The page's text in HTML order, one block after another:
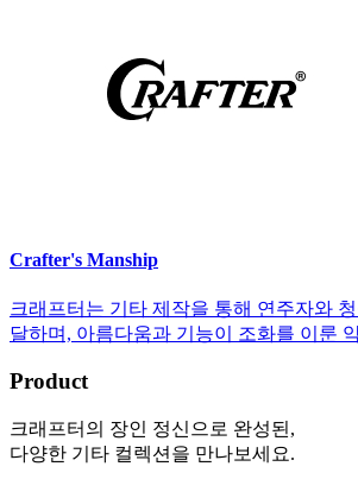
Crafter's Manship
크래프터는 기타 제작을 통해 연주자와
달하며, 아름다움과 기능이 조화를 이룬
Product
크래프터의 장인 정신으로 완성된,
다양한 기타 컬렉션을 만나보세요.